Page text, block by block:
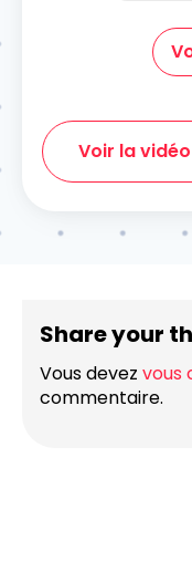
Voir la vidéo
Share your
Vous devez vous
commentaire.